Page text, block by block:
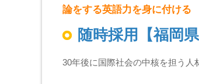
論をする英語力を身に付ける
随時採用【福岡
30年後に国際社会の中核を担う人